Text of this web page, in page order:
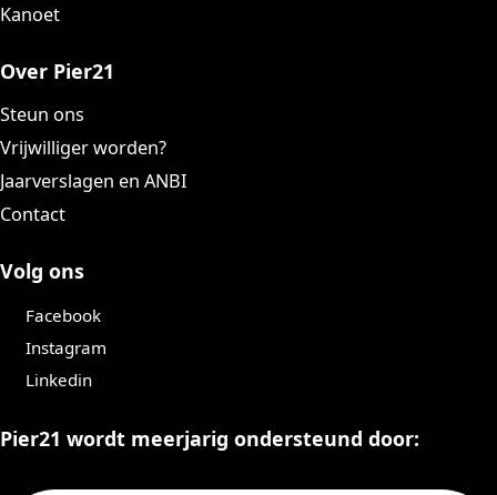
Kanoet
Over Pier21
Steun ons
Vrijwilliger worden?
Jaarverslagen en ANBI
Contact
Volg ons
Facebook
Instagram
Linkedin
Pier21 wordt meerjarig ondersteund door: